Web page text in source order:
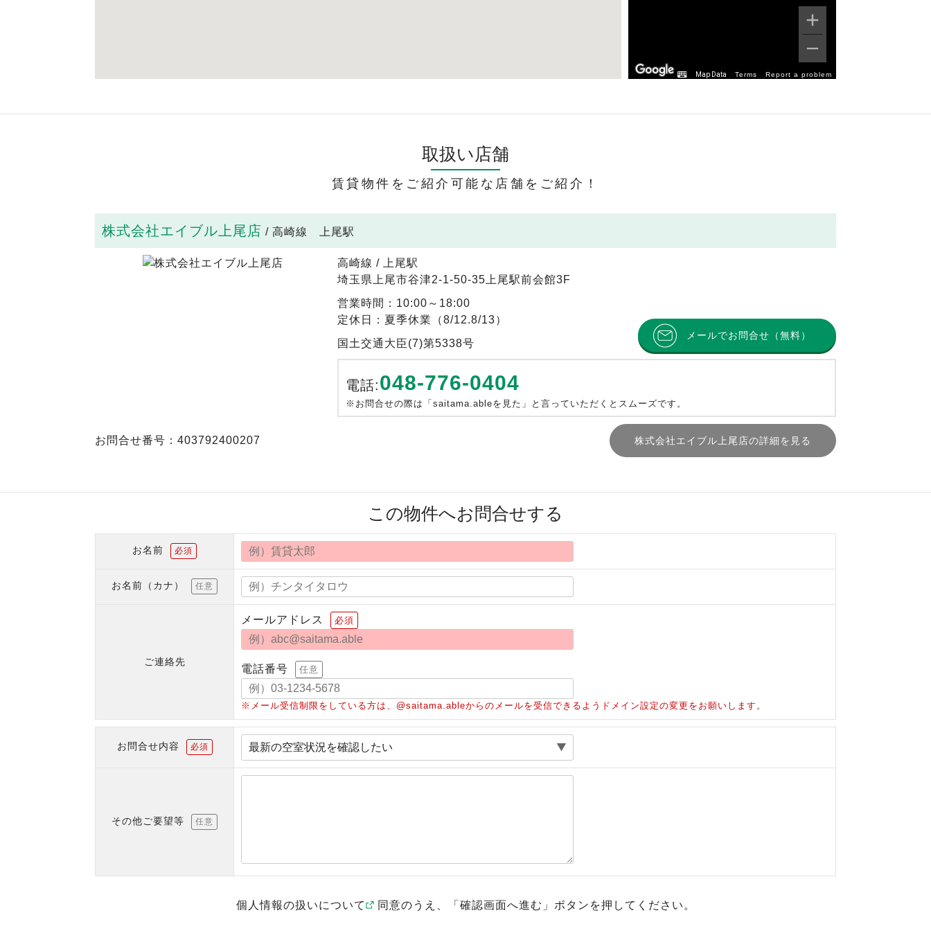
Map Data Terms Report a problem
取扱い店舗
賃貸物件をご紹介可能な店舗をご紹介！
株式会社エイブル上尾店 / 高崎線 上尾駅
高崎線 / 上尾駅
埼玉県上尾市谷津2-1-50-35上尾駅前会館3F
営業時間：10:00～18:00
定休日：夏季休業（8/12.8/13）
国土交通大臣(7)第5338号
メールでお問合せ（無料）
電話:048-776-0404
※お問合せの際は「saitama.ableを見た」と言っていただくとスムーズです。
お問合せ番号：403792400207 株式会社エイブル上尾店の詳細を見る
この物件へお問合せする
お名前 必須
お名前（カナ） 任意
ご連絡先
メールアドレス 必須
電話番号 任意
※メール受信制限をしている方は、@saitama.ableからのメールを受信できるようドメイン設定の変更をお願いします。
お問合せ内容 必須
その他ご要望等 任意
個人情報の扱いについて 同意のうえ、「確認画面へ進む」ボタンを押してください。